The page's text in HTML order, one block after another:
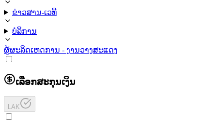
ຂ່າວສານ-ເວທີ
ບໍລິການ
ຜູ້ຜະລິດເຫດການ - ງານວາງສະແດງ
ເລືອກສະກຸນເງິນ
LAK